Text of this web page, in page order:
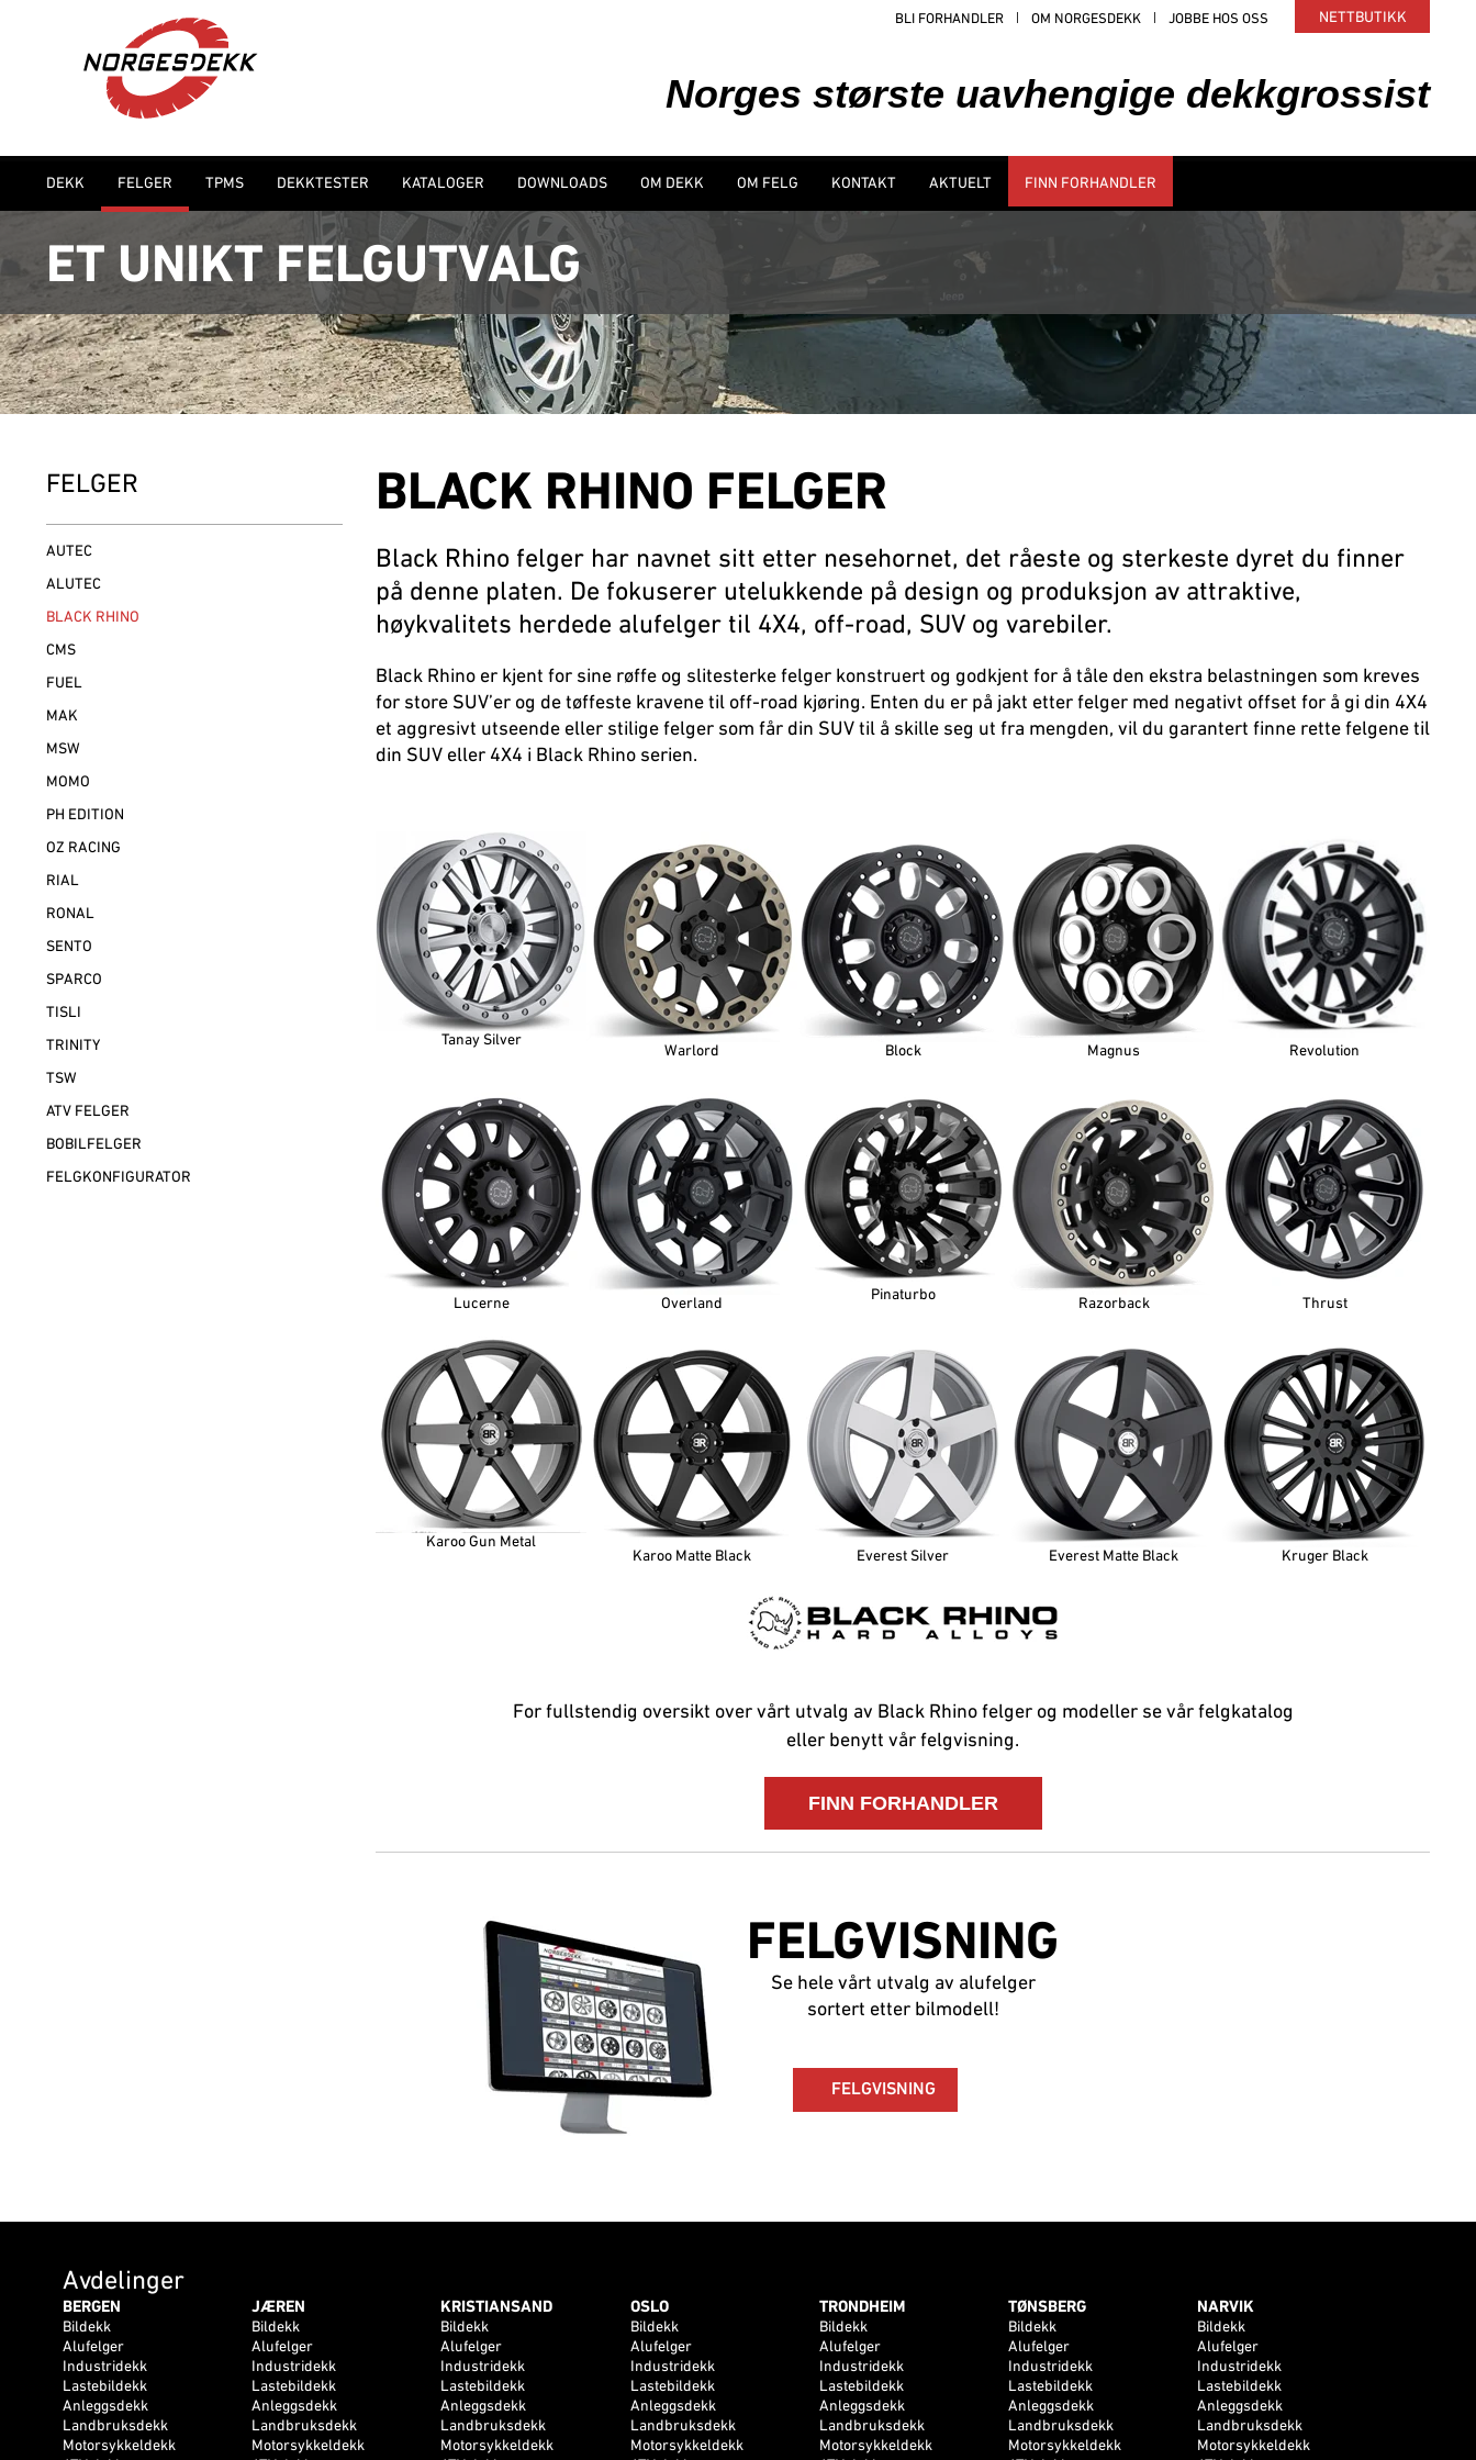
BLI FORHANDLER OM NORGESDEKK JOBBE HOS OSS NETTBUTIKK
Norges største uavhengige dekkgrossist
DEKK FELGER TPMS DEKKTESTER KATALOGER DOWNLOADS OM DEKK OM FELG KONTAKT AKTUELT FINN FORHANDLER
ET UNIKT FELGUTVALG
FELGER
AUTEC
ALUTEC
BLACK RHINO
CMS
FUEL
MAK
MSW
MOMO
PH EDITION
OZ RACING
RIAL
RONAL
SENTO
SPARCO
TISLI
TRINITY
TSW
ATV FELGER
BOBILFELGER
FELGKONFIGURATOR
BLACK RHINO FELGER
Black Rhino felger har navnet sitt etter nesehornet, det råeste og sterkeste dyret du finner
på denne platen. De fokuserer utelukkende på design og produksjon av attraktive,
høykvalitets herdede alufelger til 4X4, off-road, SUV og varebiler.
Black Rhino er kjent for sine røffe og slitesterke felger konstruert og godkjent for å tåle den ekstra belastningen som kreves
for store SUV’er og de tøffeste kravene til off-road kjøring. Enten du er på jakt etter felger med negativt offset for å gi din 4X4
et aggresivt utseende eller stilige felger som får din SUV til å skille seg ut fra mengden, vil du garantert finne rette felgene til
din SUV eller 4X4 i Black Rhino serien.
Tanay Silver
Warlord Block Magnus Revolution
Lucerne Overland Pinaturbo Razorback Thrust
Karoo Gun Metal
Karoo Matte Black Everest Silver Everest Matte Black Kruger Black
For fullstendig oversikt over vårt utvalg av Black Rhino felger og modeller se vår felgkatalog
eller benytt vår felgvisning.
FELGVISNING
Se hele vårt utvalg av alufelger
sortert etter bilmodell!
FELGVISNING
Avdelinger
BERGEN
Bildekk
Alufelger
Industridekk
Lastebildekk
Anleggsdekk
Landbruksdekk
Motorsykkeldekk
JÆREN
Bildekk
Alufelger
Industridekk
Lastebildekk
Anleggsdekk
Landbruksdekk
Motorsykkeldekk
KRISTIANSAND
Bildekk
Alufelger
Industridekk
Lastebildekk
Anleggsdekk
Landbruksdekk
Motorsykkeldekk
OSLO
Bildekk
Alufelger
Industridekk
Lastebildekk
Anleggsdekk
Landbruksdekk
Motorsykkeldekk
TRONDHEIM
Bildekk
Alufelger
Industridekk
Lastebildekk
Anleggsdekk
Landbruksdekk
Motorsykkeldekk
TØNSBERG
Bildekk
Alufelger
Industridekk
Lastebildekk
Anleggsdekk
Landbruksdekk
Motorsykkeldekk
NARVIK
Bildekk
Alufelger
Industridekk
Lastebildekk
Anleggsdekk
Landbruksdekk
Motorsykkeldekk